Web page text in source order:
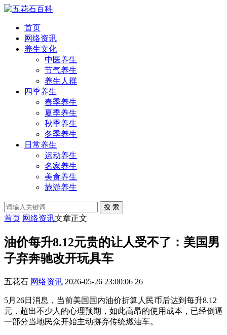
首页
网络资讯
养生文化
中医养生
节气养生
养生人群
四季养生
春季养生
夏季养生
秋季养生
冬季养生
日常养生
运动养生
名家养生
美食养生
旅游养生
搜 索
首页 网络资讯文章正文
油价每升8.12元贵的让人受不了：美国男
子弃奔驰改开玩具车
五花石 网络资讯 2026-05-26 23:00:06 26
5月26日消息，当前美国国内油价折算人民币后达到每升8.12
元，超出不少人的心理预期，如此高昂的使用成本，已经倒逼
一部分当地民众开始主动摒弃传统燃油车。